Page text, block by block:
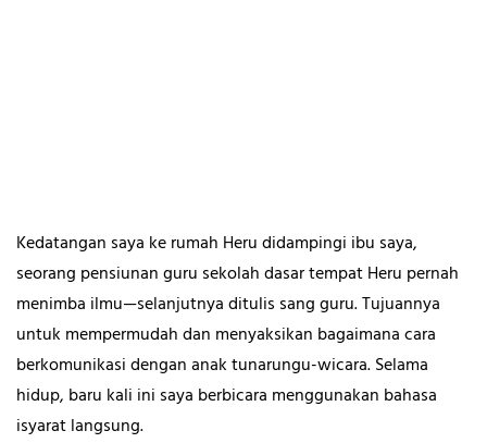
Kedatangan saya ke rumah Heru didampingi ibu saya,
seorang pensiunan guru sekolah dasar tempat Heru pernah
menimba ilmu—selanjutnya ditulis sang guru. Tujuannya
untuk mempermudah dan menyaksikan bagaimana cara
berkomunikasi dengan anak tunarungu-wicara. Selama
hidup, baru kali ini saya berbicara menggunakan bahasa
isyarat langsung.